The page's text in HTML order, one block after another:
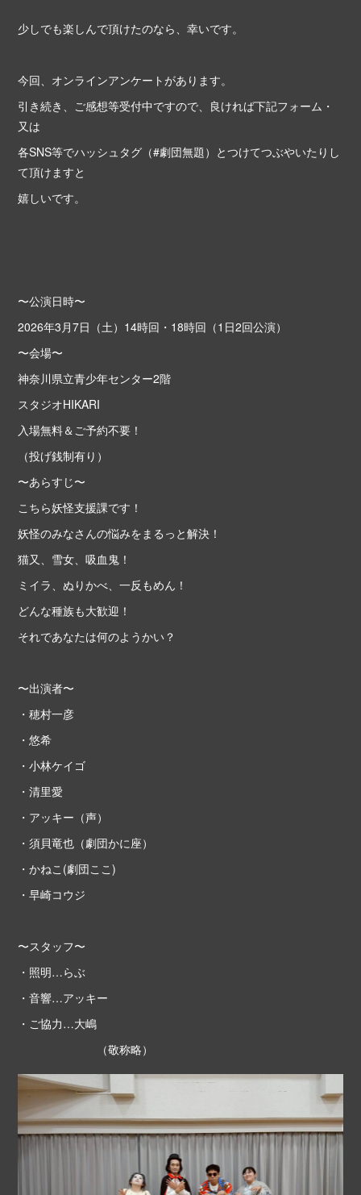
少しでも楽しんで頂けたのなら、幸いです。
今回、オンラインアンケートがあります。
引き続き、ご感想等受付中ですので、良ければ下記フォーム・
又は
各SNS等でハッシュタグ（#劇団無題）とつけてつぶやいたりし
て頂けますと
嬉しいです。
〜公演日時〜
2026年3月7日（土）14時回・18時回（1日2回公演）
〜会場〜
神奈川県立青少年センター2階
スタジオHIKARI
入場無料＆ご予約不要！
（投げ銭制有り）
〜あらすじ〜
こちら妖怪支援課です！
妖怪のみなさんの悩みをまるっと解決！
猫又、雪女、吸血鬼！
ミイラ、ぬりかべ、一反もめん！
どんな種族も大歓迎！
それであなたは何のようかい？
〜出演者〜
・穂村一彦
・悠希
・小林ケイゴ
・清里愛
・アッキー（声）
・須貝竜也（劇団かに座）
・かねこ(劇団ここ)
・早崎コウジ
〜スタッフ〜
・照明…らぶ
・音響…アッキー
・ご協力…大嶋
（敬称略）